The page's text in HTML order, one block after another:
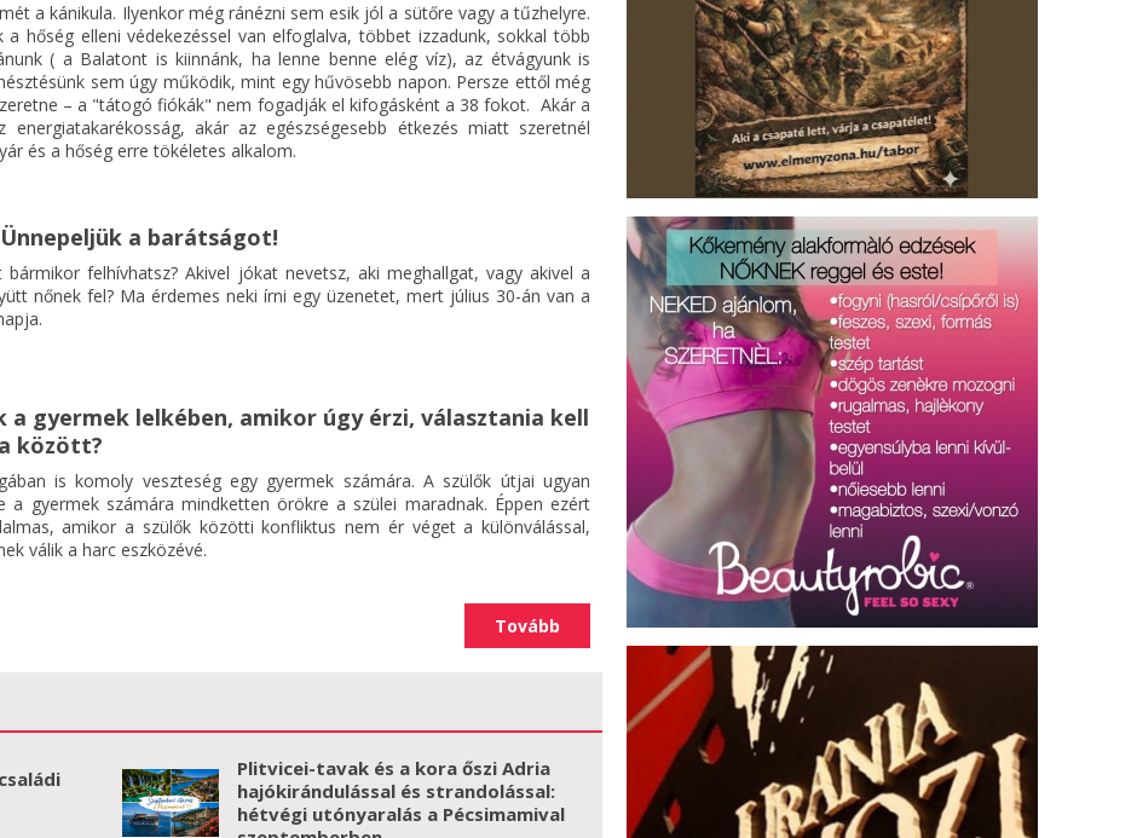
a kánikula. Ilyenkor még ránézni sem esik jól a sütőre vagy a tűzhelyre.
a hőség elleni védekezéssel van elfoglalva, többet izzadunk, sokkal több
( a Balatont is kiinnánk, ha lenne benne elég víz), az étvágyunk is
sem úgy működik, mint egy hűvösebb napon. Persze ettől még
– a "tátogó fiókák" nem fogadják el kifogásként a 38 fokot. Akár a
energiatakarékosság, akár az egészségesebb étkezés miatt szeretnél
és a hőség erre tökéletes alkalom.
Ünnepeljük a barátságot!
bármikor felhívhatsz? Akivel jókat nevetsz, aki meghallgat, vagy akivel a
nőnek fel? Ma érdemes neki írni egy üzenetet, mert július 30-án van a
gyermek lelkében, amikor úgy érzi, választania kell
között?
is komoly veszteség egy gyermek számára. A szülők útjai ugyan
a gyermek számára mindketten örökre a szülei maradnak. Éppen ezért
amikor a szülők közötti konfliktus nem ér véget a különválással,
válik a harc eszközévé.
Tovább
Plitvicei-tavak és a kora őszi Adria
hajókirándulással és strandolással:
hétvégi utónyaralás a Pécsimamival